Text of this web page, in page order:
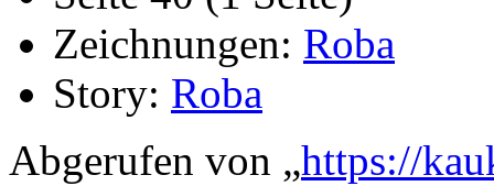
Zeichnungen: Roba
Story: Roba
Abgerufen von „https://